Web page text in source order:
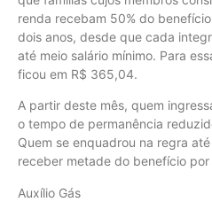
renda recebam 50% do
dois anos, desde que cada
até meio salário mínimo. Para
ficou em R$ 365,04.
A partir deste mês, quem
o tempo de permanência
Quem se enquadrou na regra
receber metade do benefício por
Auxílio Gás